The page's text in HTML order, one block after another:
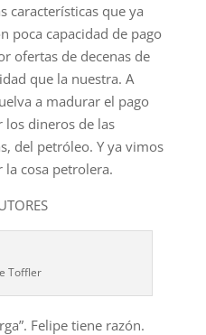
características que ya
poca capacidad de pago
ofertas de decenas de
que la nuestra. A
a madurar el pago
los dineros de las
del petróleo. Y ya vimos
la cosa petrolera.
Toffler
Felipe tiene razón.